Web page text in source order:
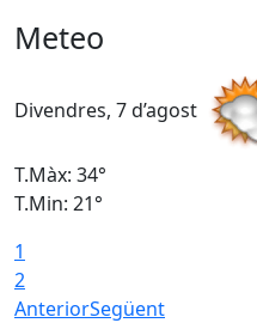
Meteo
Divendres, 7 d’agost
T.Màx: 34°
T.Min: 21°
1
2
AnteriorSegüent